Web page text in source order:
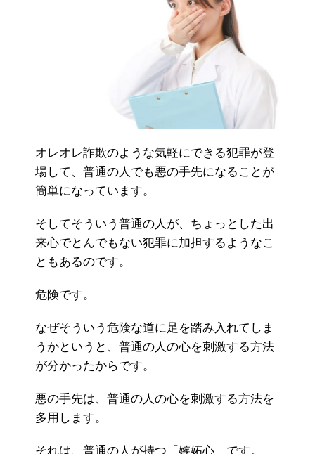
オレオレ詐欺のような気軽にできる犯罪が登
場して、普通の人でも悪の手先になることが
簡単になっています。
そしてそういう普通の人が、ちょっとした出
来心でとんでもない犯罪に加担するようなこ
ともあるのです。
危険です。
なぜそういう危険な道に足を踏み入れてしま
うかというと、普通の人の心を刺激する方法
が分かったからです。
悪の手先は、普通の人の心を刺激する方法を
多用します。
それは、普通の人が持つ「嫉妬心」です。